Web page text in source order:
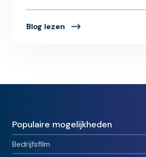
Blog lezen
Populaire mogelijkheden
Bedrijfsfilm